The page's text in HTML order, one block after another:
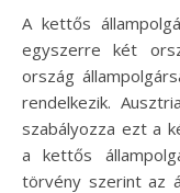
A kettős
egyszerre két
ország
rendelkezik.
szabályozza ezt a
a kettős
törvény szerint az